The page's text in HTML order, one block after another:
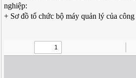
nghiệp:
+ Sơ đồ tổ chức bộ máy quản lý của công